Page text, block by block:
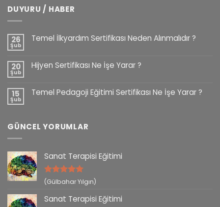
DUYURU / HABER
26
Şub
Temel İlkyardım Sertifikası Neden Alınmalıdır ?
20
Şub
Hijyen Sertifikası Ne İşe Yarar ?
15
Şub
Temel Pedagoji Eğitimi Sertifikası Ne İşe Yarar ?
GÜNCEL YORUMLAR
Sanat Terapisi Eğitimi
5 üzerinden
(Gülbahar Yılgın)
Sanat Terapisi Eğitimi